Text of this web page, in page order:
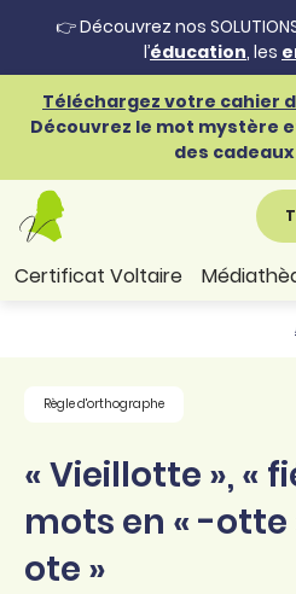
👉 Découvrez nos
l’éducation, les
Téléchargez votre cahier
Découvrez le mot mystère
des cadeaux
Certificat Voltaire
Règle d'orthographe
« Vieillotte », «
mots en « -otte
ote »